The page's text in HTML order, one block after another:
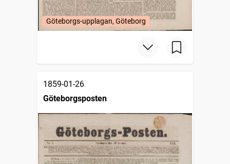
Göteborgs-upplagan, Göteborg
1859-01-26
Göteborgsposten